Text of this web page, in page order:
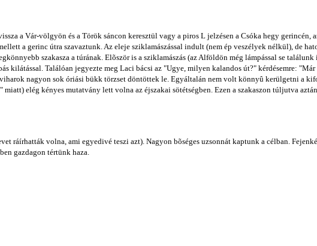
a Vár-völgyön és a Török sáncon keresztül vagy a piros L jelzésen a Csóka hegy gerincén,
a gerinc útra szavaztunk. Az eleje sziklamászással indult (nem ép veszélyek nélkül), de
szakasza a túrának. Elõször is a sziklamászás (az Alföldön még lámpással se
kilátással. Találóan jegyezte meg Laci bácsi az "Ugye, milyen kalandos út?" kérdésemre:
nagyon sok óriási bükk törzset döntöttek le. Egyáltalán nem volt könnyû kerülgetni a
elég kényes mutatvány lett volna az éjszakai sötétségben. Ezen a szakaszon túljutva
ráírhatták volna, ami egyedivé teszi azt). Nagyon bõséges uzsonnát kaptunk a célban.
gazdagon tértünk haza.